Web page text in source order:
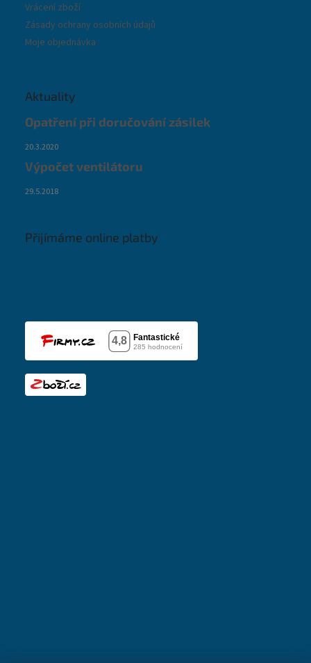
Vrácení zboží
Zásady ochrany osobních údajů
Moje objednávka
Aktuality
Opatření při doručování zásilek
20.3.2020
Výpočet ventilátoru
29.5.2018
Přijímáme online platby